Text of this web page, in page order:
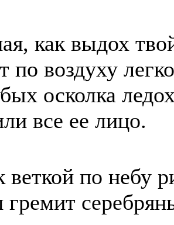
как выдох
по воздуху
осколка
все ее лицо.
веткой по небу